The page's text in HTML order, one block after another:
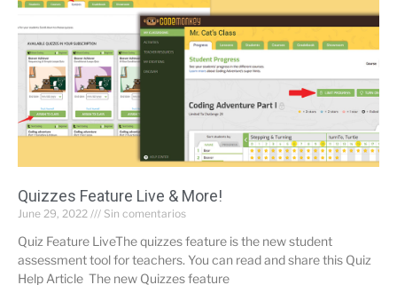
Quizzes Feature Live & More!
June 29, 2022 Sin comentarios
Quiz Feature LiveThe quizzes feature is the new student
assessment tool for teachers. You can read and share this Quiz
Help Article The new Quizzes feature